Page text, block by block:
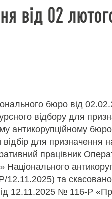
від 02
бюро від
відбору для
антикорупційному
для призначення
працівник
Національного
12.11.2025) та
12.11.2025 № 116-Р